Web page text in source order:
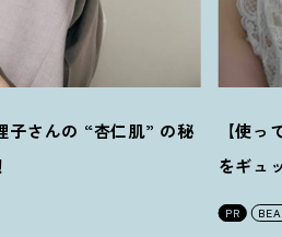
子さんの “杏仁肌” の秘
【使
をギュッ
PR